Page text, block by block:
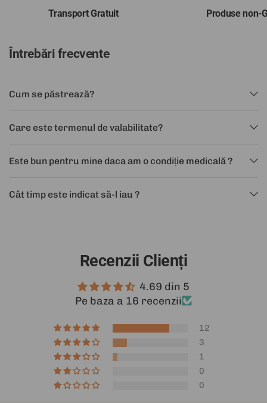
Transport Gratuit Produse non-
Întrebări frecvente
Cum se păstrează?
Care este termenul de valabilitate?
Este bun pentru mine daca am o condiție medicală ?
Cât timp este indicat să-l iau ?
Recenzii Clienți
4.69 din 5
Pe baza a 16 recenzii
12
3
1
0
0